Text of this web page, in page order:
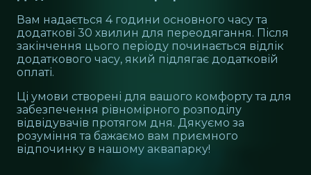
Вам надається 4 години основного часу та
додаткові 30 хвилин для переодягання. Після
закінчення цього періоду починається відлік
додаткового часу, який підлягає додатковій
оплаті.
Ці умови створені для вашого комфорту та для
забезпечення рівномірного розподілу
відвідувачів протягом дня. Дякуємо за
розуміння та бажаємо вам приємного
відпочинку в нашому аквапарку!